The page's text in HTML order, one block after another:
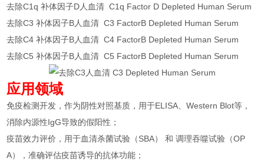
去除C1q 补体因子D人血清 C1q Factor D Depleted Human Serum
去除C3 补体因子B人血清 C3 FactorB Depleted Human Serum
去除C4 补体因子B人血清 C4 FactorB Depleted Human Serum
去除C5 补体因子B人血清 C5 FactorB Depleted Human Serum
应用领域
免疫检测开发，作为阴性对照基质，用于ELISA、Western Blot等，
消除内源性IgG导致的假阳性；
疫苗效力评价，用于血清杀菌试验（SBA） 和 调理吞噬试验（OP
A），准确评估疫苗诱导的抗体功能；